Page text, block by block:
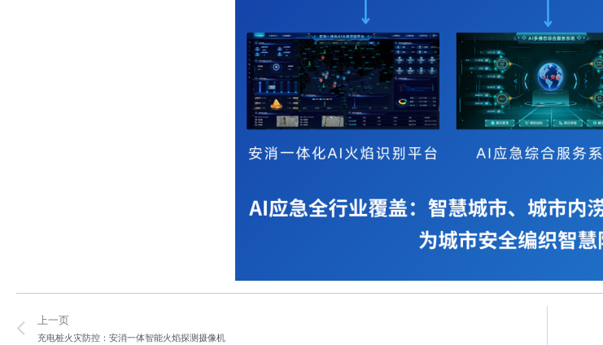
Prev
上一页
充电桩火灾防控：安消一体智能火焰探测摄像机